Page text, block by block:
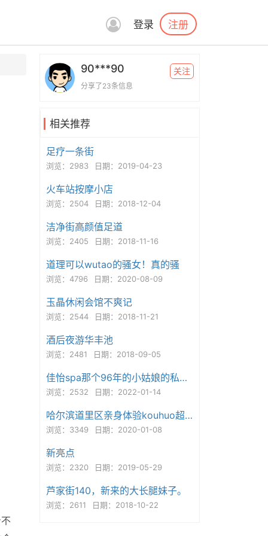
登录 注册
90***90
分享了23条信息
关注
相关推荐
足疗一条街
浏览：2983 日期：2019-04-23
火车站按摩小店
浏览：2504 日期：2018-12-04
洁净街高颜值足道
浏览：2405 日期：2018-11-16
道理可以wutao的骚女！真的骚
浏览：4796 日期：2020-08-09
玉晶休闲会馆不爽记
浏览：2544 日期：2018-11-21
酒后夜游华丰池
浏览：2481 日期：2018-09-05
佳怡spa那个96年的小姑娘的私人微信
浏览：2532 日期：2022-01-14
哈尔滨道里区亲身体验kouhuo超级棒的妹妹
浏览：3349 日期：2020-01-08
新亮点
浏览：2320 日期：2019-05-29
芦家街140，新来的大长腿妹子。
浏览：2611 日期：2018-10-22